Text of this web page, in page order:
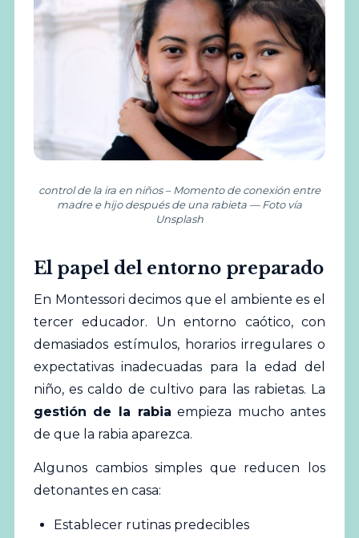
control de la ira en niños – Momento de conexión entre
madre e hijo después de una rabieta — Foto vía
Unsplash
El papel del entorno preparado
En Montessori decimos que el ambiente es el
tercer educador. Un entorno caótico, con
demasiados estímulos, horarios irregulares o
expectativas inadecuadas para la edad del
niño, es caldo de cultivo para las rabietas. La
gestión de la rabia empieza mucho antes
de que la rabia aparezca.
Algunos cambios simples que reducen los
detonantes en casa:
Establecer rutinas predecibles